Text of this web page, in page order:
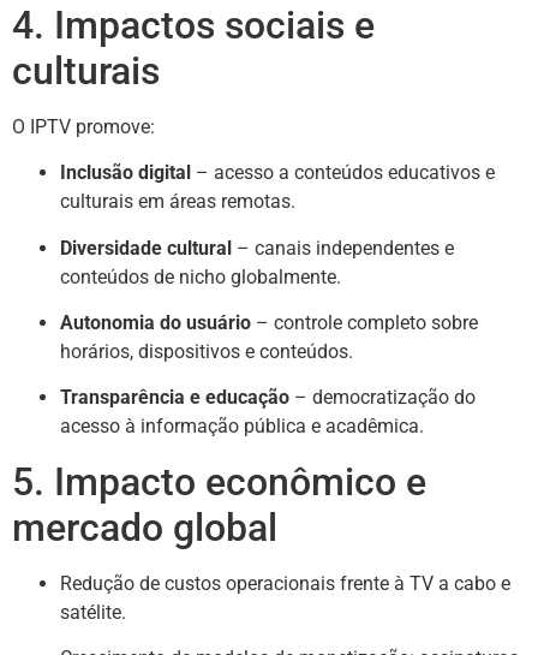
4. Impactos sociais e
culturais
O IPTV promove:
Inclusão digital – acesso a conteúdos educativos e
culturais em áreas remotas.
Diversidade cultural – canais independentes e
conteúdos de nicho globalmente.
Autonomia do usuário – controle completo sobre
horários, dispositivos e conteúdos.
Transparência e educação – democratização do
acesso à informação pública e acadêmica.
5. Impacto econômico e
mercado global
Redução de custos operacionais frente à TV a cabo e
satélite.